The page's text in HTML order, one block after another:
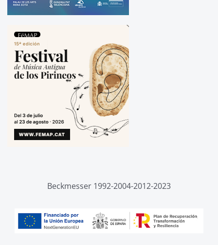
Beckmesser 1992-2004-2012-2023